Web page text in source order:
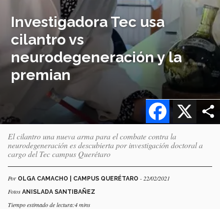
Investigadora Tec usa
cilantro vs
neurodegeneración y la
premian
X
Facebook
El cilantro una nueva arma para el combate contra la
neurodegeneración es descubierta por investigación doctoral a
cargo del Tec campus Querétaro
Por OLGA CAMACHO | CAMPUS QUERÉTARO - 22/02/2021
Fotos ANISLADA SANTIBAÑEZ
Tiempo estimado de lectura:4 mins